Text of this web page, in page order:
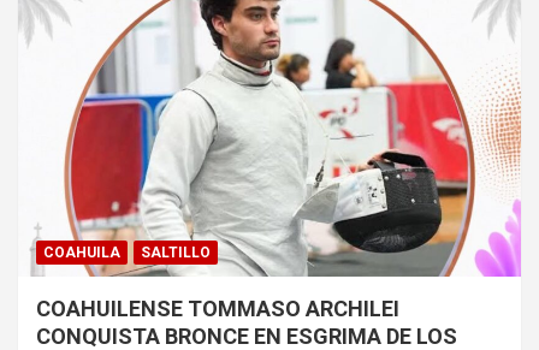
COAHUILA SALTILLO
COAHUILENSE TOMMASO ARCHILEI
CONQUISTA BRONCE EN ESGRIMA DE LOS